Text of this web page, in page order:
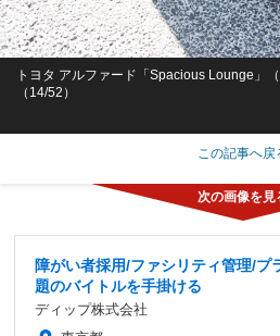
トヨタ アルファード「Spacious Lounge」
（14/52）
この記事へ戻
障がい者採用/ファシリティ管理/プ
題のバイトルを手掛ける
ディップ株式会社